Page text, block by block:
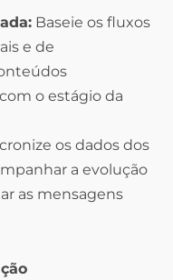
Baseie os fluxos
e de
o estágio da
os dados dos
a evolução
as mensagens